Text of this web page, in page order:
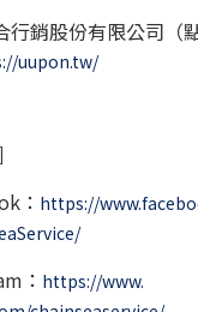
銷股份有限公司（
/uupon.tw/
： https://
： https://www.